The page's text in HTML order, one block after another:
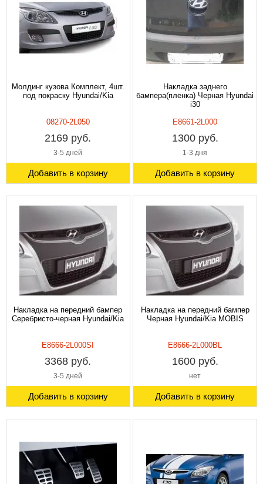
Молдинг кузова Комплект, 4шт.
под покраску Hyundai/Kia
08270-2L050
2169 руб.
3-5 дней
Добавить в корзину
Накладка заднего
бампера(пленка) Черная Hyundai
i30
E8661-2L000
1300 руб.
1-3 дня
Добавить в корзину
Накладка на передний бампер
Серебристо-черная Hyundai/Kia
E8666-2L000SI
3368 руб.
3-5 дней
Добавить в корзину
Накладка на передний бампер
Черная Hyundai/Kia MOBIS
E8666-2L000BL
1600 руб.
нет
Добавить в корзину